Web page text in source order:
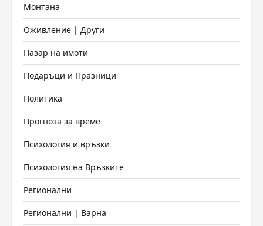
Монтана
Оживление | Други
Пазар на имоти
Подаръци и Празници
Политика
Прогноза за време
Психология и връзки
Психология на Връзките
Регионални
Регионални | Варна